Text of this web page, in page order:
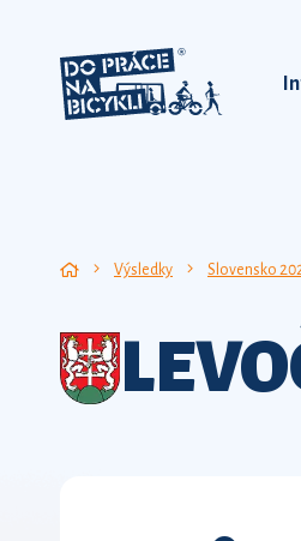
Výsledky Slovensko